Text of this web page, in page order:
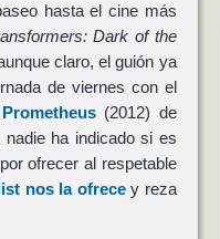
hasta el cine más
Dark of the
claro, el guión ya
de viernes con el
Prometheus (2012) de
ha indicado si es
ofrecer al respetable
nos la ofrecey reza